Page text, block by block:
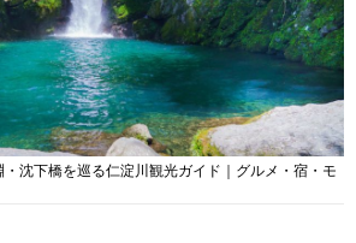
沈下橋を巡る仁淀川観光ガイド｜グルメ・宿・モ